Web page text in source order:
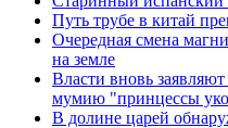
Путь трубе в китай
Очередная смена
на земле
Власти вновь
мумию "принцессы
В долине царей